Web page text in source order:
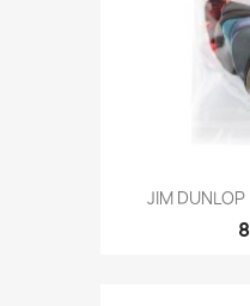
JIM DUNLOP